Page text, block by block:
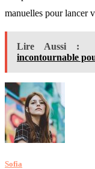
manuelles pour lancer
Lire Aussi :
incontournable
Sofia